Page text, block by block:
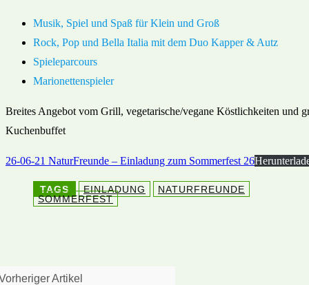
Musik, Spiel und Spaß für Klein und Groß
Rock, Pop und Bella Italia mit dem Duo Kapper & Autz
Spieleparcours
Marionettenspieler
Breites Angebot vom Grill, vegetarische/vegane Köstlichkeiten und
Kuchenbuffet
26-06-21 NaturFreunde – Einladung zum Sommerfest 26
TAGS EINLADUNG
NATURFREUNDE
SOMMERFEST
Artikel